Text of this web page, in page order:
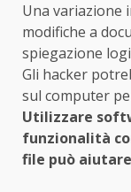
Una variazione
modifiche a
spiegazione
Gli hacker
sul computer
Utilizzare
funzionalità
file può